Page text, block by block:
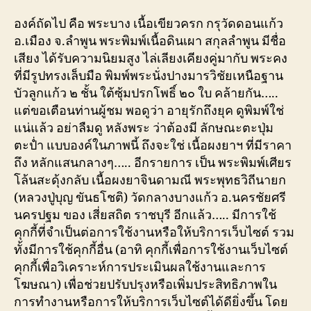
องค์ถัดไป คือ พระบาง เนื้อเขียวครก กรุวัดดอนแก้ว
อ.เมือง จ.ลำพูน พระพิมพ์เนื้อดินเผา สกุลลำพูน มีชื่อ
เสียง ได้รับความนิยมสูง ไล่เลียงเคียงคู่มากับ พระคง
ที่มีรูปทรงเล็บมือ พิมพ์พระนั่งปางมารวิชัยเหนือฐาน
บัวลูกแก้ว ๒ ชั้น ใต้ซุ้มปรกโพธิ์ ๒๐ ใบ คล้ายกัน…..
แต่ขอเตือนท่านผู้ชม พอดูว่า อายุรักถึงยุค ดูพิมพ์ใช่
แน่แล้ว อย่าลืมดู หลังพระ ว่าต้องมี ลักษณะตะปุ่ม
ตะปํ่า แบบองค์ในภาพนี้ ถึงจะใช่ เนื้อผงยาฯ ที่มีราคา
ถึง หลักแสนกลางๆ….. อีกรายการ เป็น พระพิมพ์เศียร
โล้นสะดุ้งกลับ เนื้อผงยาจินดามณี พระพุทธวิถีนายก
(หลวงปู่บุญ ขันธโชติ) วัดกลางบางแก้ว อ.นครชัยศรี
นครปฐม ของ เสี่ยสถิต ราชบุรี อีกแล้ว….. มีการใช้
คุกกี้ที่จำเป็นต่อการใช้งานหรือให้บริการเว็บไซต์ รวม
ทั้งมีการใช้คุกกี้อื่น (อาทิ คุกกี้เพื่อการใช้งานเว็บไซต์
คุกกี้เพื่อวิเคราะห์การประเมินผลใช้งานและการ
โฆษณา) เพื่อช่วยปรับปรุงหรือเพิ่มประสิทธิภาพใน
การทำงานหรือการให้บริการเว็บไซต์ได้ดียิ่งขึ้น โดย